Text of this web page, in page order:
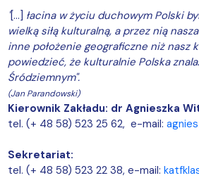
"[...] łacina w życiu duchowym Polski
wielką siłą kulturalną, a przez nią
inne położenie geograficzne niż nasz
powiedzieć, że kulturalnie Polska
Śródziemnym".
(Jan Parandowski)
Kierownik Zakładu: dr Agnieszka
tel. (+ 48 58) 523 25 62, e-mail:
Sekretariat:
tel. (+ 48 58) 523 22 38, e-mail: